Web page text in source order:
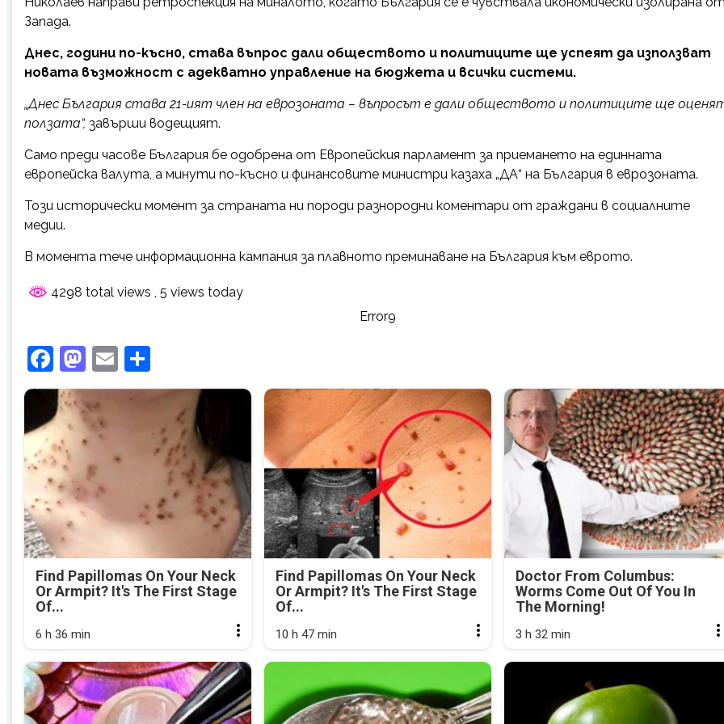
Запада.
Днес, години по-късн0, става въпрос дали обществото и политиците ще успеят да използват
новата възможност с адекватно управление на бюджета и всички системи.
„Днес България става 21-ият член на еврозоната – въпросът е дали обществото и политиците ще
ползата“, завърши водещият.
Само преди часове България бе одобрена от Европейския парламент за приемането на единната
европейска валута, а минути по-късно и финансовите министри казаха „ДА“ на България в еврозоната.
Този исторически момент за страната ни породи разнородни коментари от граждани в социалните
медии.
В момента тече информационна кампания за плавното преминаване на България към еврото.
4298 total views
, 5 views today
Error9
Facebook
Mastodon
Email
Find Papillomas On Your Neck
Or Armpit? It's The First Stage
Of...
6 h 36 min
Find Papillomas On Your Neck
Or Armpit? It's The First Stage
Of...
10 h 47 min
Doctor From Columbus:
Worms Come Out Of You In
The Morning!
3 h 32 min